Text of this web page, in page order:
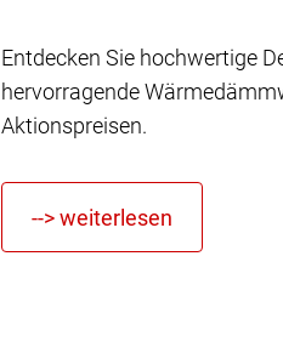
Entdecken Sie hochwertige
hervorragende
Aktionspreisen.